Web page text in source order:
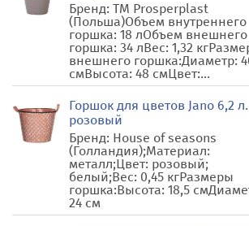
Бренд: TM Prosperplast
(Польша)Объем внутреннего
горшка: 18 лОбъем внешнего
горшка: 34 лВес: 1,32
внешнего горшка:Диаметр:
смВысота: 48 смЦвет:...
Горшок для цветов Jano 6,2 л.
розовый
Бренд: House of seasons
(Голландия);Материал:
металл;Цвет: розовый;
белый;Вес: 0,45 кгРазмеры
горшка:Высота: 18,5
24 см